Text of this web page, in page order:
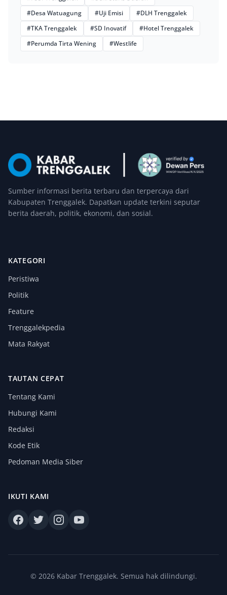
#Desa Watuagung
#Uji Emisi
#DLH Trenggalek
#TKA Trenggalek
#SD Inovatif
#Hotel Trenggalek
#Perumda Tirta Wening
#Westlife
Sumber informasi berita terbaru dan terpercaya dari
Kabupaten Trenggalek. Dapatkan update terkini seputar
berita daerah, politik, ekonomi, dan sosial.
KATEGORI
Peristiwa
Politik
Feature
Trenggalekpedia
Mata Rakyat
TAUTAN CEPAT
Tentang Kami
Hubungi Kami
Redaksi
Kode Etik
Pedoman Media Siber
IKUTI KAMI
© 2026 Kabar Trenggalek. Semua hak dilindungi.